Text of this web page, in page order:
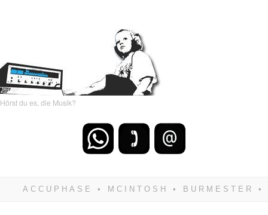
Hörst du es, die Musik?
zwangsläufig siegen! Und noch was: Hifi